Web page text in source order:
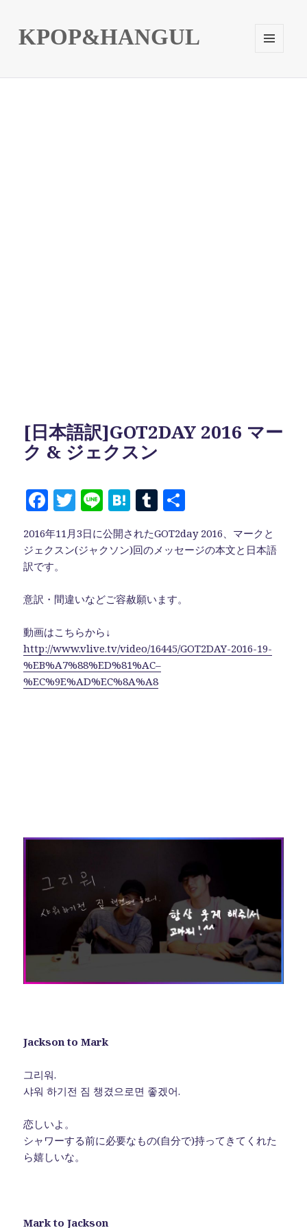
KPOP&HANGUL
[日本語訳]GOT2DAY 2016 マー
ク & ジェクスン
F
a
c
e
b
o
o
k
T
w
it
Li
n
e
H
at
e
a
T
m
r
有
2016年11月3日に公開されたGOT2day 2016、マークと
ジェクスン(ジャクソン)回のメッセージの本文と日本語
訳です。
意訳・間違いなどご容赦願います。
動画はこちらから↓
http://www.vlive.tv/video/16445/GOT2DAY-2016-19-
%EB%A7%88%ED%81%AC–
%EC%9E%AD%EC%8A%A8
Jackson to Mark
그리워.
샤워 하기전 짐 챙겼으로면 좋겠어.
恋しいよ。
シャワーする前に必要なもの(自分で)持ってきてくれた
ら嬉しいな。
Mark to Jackson